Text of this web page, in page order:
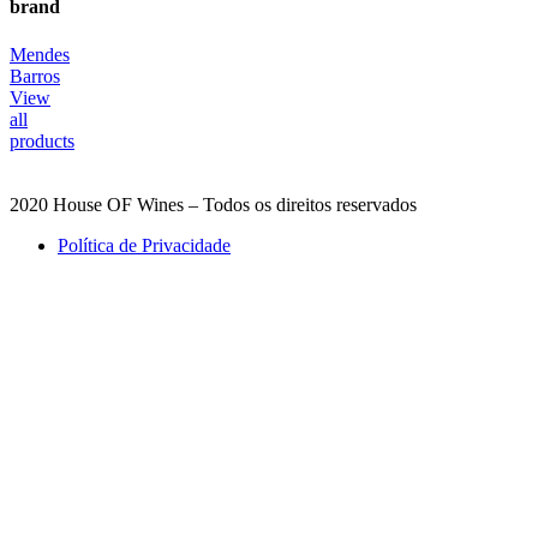
brand
Mendes
Barros
View
all
products
2020 House OF Wines – Todos os direitos reservados
Política de Privacidade